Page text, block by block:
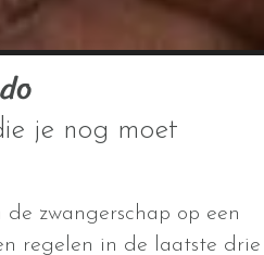
je nog moet
zwangerschap op een
regelen in de laatste drie